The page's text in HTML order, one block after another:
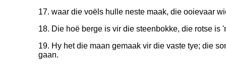
17. waar die voëls hulle neste maak, die ooievaar
18. Die hoë berge is vir die steenbokke, die rotse is
19. Hy het die maan gemaak vir die vaste tye; die
gaan.